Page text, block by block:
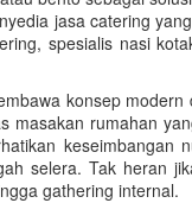
jasa catering
spesialis nasi
konsep
masakan rumahan
keseimbangan
selera. Tak heran
gathering internal.